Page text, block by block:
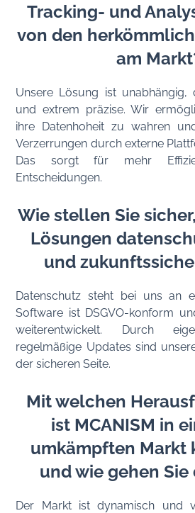
Tracking- und
von den
am
Unsere Lösung ist unabhängig,
und extrem präzise. Wir
ihre Datenhoheit zu wahren
Verzerrungen durch externe
Das sorgt für mehr
Entscheidungen.
Wie stellen Sie
Lösungen
und
Datenschutz steht bei uns an
Software ist DSGVO-konform
weiterentwickelt. Durch
regelmäßige Updates sind
der sicheren Seite.
Mit welchen
ist MCANISM in
umkämpften Markt
und wie gehen Sie
Der Markt ist dynamisch und